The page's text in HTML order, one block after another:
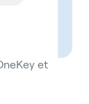
et